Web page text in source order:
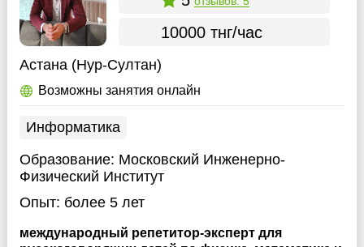
10000 тнг/час
Астана (Нур-Султан)
Возможны занятия онлайн
Информатика
Образование: Московский Инженерно-
Физический Институт
Опыт: более 5 лет
международный репетитор-эксперт для